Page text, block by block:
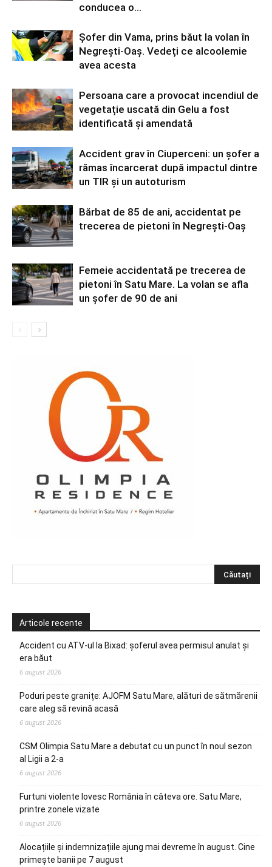
conducea o...
Șofer din Vama, prins băut la volan în
Negrești-Oaș. Vedeți ce alcoolemie
avea acesta
Persoana care a provocat incendiul de
vegetație uscată din Gelu a fost
identificată și amendată
Accident grav în Ciuperceni: un șofer a
rămas încarcerat după impactul dintre
un TIR și un autoturism
Bărbat de 85 de ani, accidentat pe
trecerea de pietoni în Negrești-Oaș
Femeie accidentată pe trecerea de
pietoni în Satu Mare. La volan se afla
un șofer de 90 de ani
Articole recente
Accident cu ATV-ul la Bixad: șoferul avea permisul anulat și
era băut
6 august 2026
Poduri peste granițe: AJOFM Satu Mare, alături de sătmărenii
care aleg să revină acasă
6 august 2026
CSM Olimpia Satu Mare a debutat cu un punct în noul sezon
al Ligii a 2-a
6 august 2026
Furtuni violente lovesc România în câteva ore. Satu Mare,
printre zonele vizate
6 august 2026
Alocațiile și indemnizațiile ajung mai devreme în august. Cine
primește banii pe 7 august